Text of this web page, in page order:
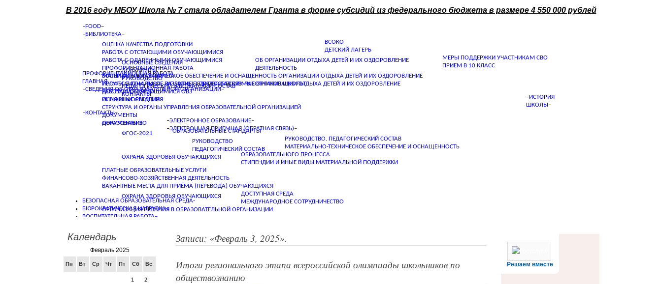
В 2016 году МБОУ Школа № 7 стала обладателем Гранта в форме субсидий из федерального бюджета в размере 4 550 000 рублей
–FOOD–
–БИБЛИОТЕКА–
ВСОКО
ОЦЕНКА КАЧЕСТВА ПОДГОТОВКИ
РАБОТА С ОТСТАЮЩИМИ ОБУЧАЮЩИМИСЯ
РАБОТА С ОДАРЕННЫМИ ОБУЧАЮЩИМИСЯ
ПРОФОРИЕНТАЦИОННАЯ РАБОТА
ВОСПИТАТЕЛЬНАЯ РАБОТА
ПРОФЕССИОНАЛЬНОЕ РАЗВИТИЕ ПЕДАГОГИЧЕСКИХ РАБОТНИКОВ ШКОЛЫ
РАБОТА С ОБУЧАЮЩИМИСЯ ОВЗ
ДЕТСКИЙ ЛАГЕРЬ
ОБ ОРГАНИЗАЦИИ ОТДЫХА ДЕТЕЙ И ИХ ОЗДОРОВЛЕНИЕ
ОСНОВНЫЕ СВЕДЕНИЯ
ДОКУМЕНТЫ
РУКОВОДСТВО
ПЕДАГОГИЧЕСКИЙ И ВОЖАТСКИЙ СОСТАВ
КОНТАКТЫ
ДЕЯТЕЛЬНОСТЬ
МАТЕРИАЛЬНО-ТЕХНИЧЕСКОЕ ОБЕСПЕЧЕНИЕ И ОСНАЩЕННОСТЬ ОРГАНИЗАЦИИ ОТДЫХА ДЕТЕЙ И ИХ ОЗДОРОВЛЕНИЕ
УСЛУГИ, В ТОМ ЧИСЛЕ И ПЛАТНЫЕ, ПРЕДОСТАВЛЯЕМЫЕ ОРГАНИЗАЦИИ ОТДЫХА ДЕТЕЙ И ИХ ОЗДОРОВЛЕНИЕ
ДОСТУПНАЯ СРЕДА
ИНАЯ ИНФОРМАЦИЯ
МЕРЫ ПОДДЕРЖКИ УЧАСТНИКАМ СВО
ПРИЕМ В 10 КЛАСС
ПРОФОРИЕНТАЦИОННАЯ РАБОТА
ГЛАВНАЯ
–СВЕДЕНИЯ ОБ ОБРАЗОВАТЕЛЬНОЙ ОРГАНИЗАЦИИ–
ОСНОВНЫЕ СВЕДЕНИЯ
СТРУКТУРА И ОРГАНЫ УПРАВЛЕНИЯ ОБРАЗОВАТЕЛЬНОЙ ОРГАНИЗАЦИЕЙ
ДОКУМЕНТЫ
ОБРАЗОВАНИЕ
ОБРАЗОВАТЕЛЬНЫЕ СТАНДАРТЫ
ФГОС-2021
РУКОВОДСТВО. ПЕДАГОГИЧЕСКИЙ СОСТАВ
РУКОВОДСТВО
ПЕДАГОГИЧЕСКИЙ СОСТАВ
МАТЕРИАЛЬНО-ТЕХНИЧЕСКОЕ ОБЕСПЕЧЕНИЕ И ОСНАЩЕННОСТЬ
ОБРАЗОВАТЕЛЬНОГО ПРОЦЕССА
ОХРАНА ЗДОРОВЬЯ ОБУЧАЮЩИХСЯ
СТИПЕНДИИ И ИНЫЕ ВИДЫ МАТЕРИАЛЬНОЙ ПОДДЕРЖКИ
ПЛАТНЫЕ ОБРАЗОВАТЕЛЬНЫЕ УСЛУГИ
ФИНАНСОВО-ХОЗЯЙСТВЕННАЯ ДЕЯТЕЛЬНОСТЬ
ВАКАНТНЫЕ МЕСТА ДЛЯ ПРИЕМА (ПЕРЕВОДА) ОБУЧАЮЩИХСЯ
ДОСТУПНАЯ СРЕДА
ОХРАНА ЗДОРОВЬЯ ОБУЧАЮЩИХСЯ
МЕЖДУНАРОДНОЕ СОТРУДНИЧЕСТВО
ОРГАНИЗАЦИЯ ПИТАНИЯ В ОБРАЗОВАТЕЛЬНОЙ ОРГАНИЗАЦИИ
–ИСТОРИЯ
ШКОЛЫ–
–КОНТАКТЫ–
–ЭЛЕКТРОННОЕ ОБРАЗОВАНИЕ–
ДОКУМЕНТЫ ЭО
–ЭЛЕКТРОННАЯ ПРИЕМНАЯ (ОБРАТНАЯ СВЯЗЬ)–
БЕЗОПАСНАЯ ОБРАЗОВАТЕЛЬНАЯ СРЕДА-
БЮРОКРАТИЧЕСКАЯ НАГРУЗКА-
ВОСПИТАТЕЛЬНАЯ РАБОТА–
ГИМН ШКОЛЫ
ДИСТАНЦИОННОЕ ОБУЧЕНИЕ
ИНФОРМАЦИОННАЯ БЕЗОПАСНОСТЬ
НОВОСТИ
ПИТАНИЕ
ПРОТИВОДЕЙСТВИЕ КОРРУПЦИИ
ПУБЛИКАЦИИ В СМИ
Календарь
Февраль 2025
Пн Вт Ср Чт Пт Сб Вс
1 2
Решаем вместе
Записи: «Февраль 3, 2025».
Итоги регионального этапа всероссийской олимпиады школьников по
обществознанию